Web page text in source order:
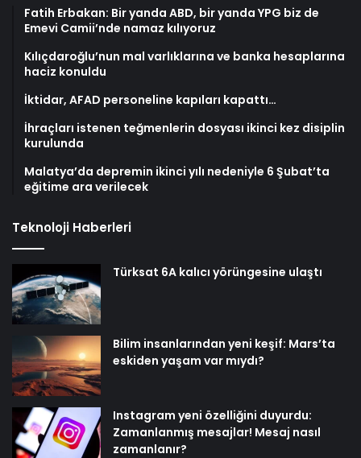
Fatih Erbakan: Bir yanda ABD, bir yanda YPG biz de
Emevi Camii’nde namaz kılıyoruz
Kılıçdaroğlu’nun mal varlıklarına ve banka hesaplarına
haciz konuldu
İktidar, AFAD personeline kapıları kapattı…
İhraçları istenen teğmenlerin dosyası ikinci kez disiplin
kurulunda
Malatya’da depremin ikinci yılı nedeniyle 6 Şubat’ta
eğitime ara verilecek
Teknoloji Haberleri
Türksat 6A kalıcı yörüngesine ulaştı
Bilim insanlarından yeni keşif: Mars’ta
eskiden yaşam var mıydı?
Instagram yeni özelliğini duyurdu:
Zamanlanmış mesajlar! Mesaj nasıl
zamanlanır?